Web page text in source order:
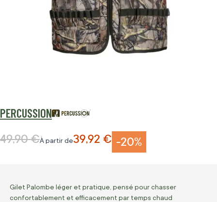
PERCUSSION
-20%
À partir de39,92 €
Prix normal
49,90 €
Gilet Palombe léger et pratique, pensé pour chasser
confortablement et efficacement par temps chaud